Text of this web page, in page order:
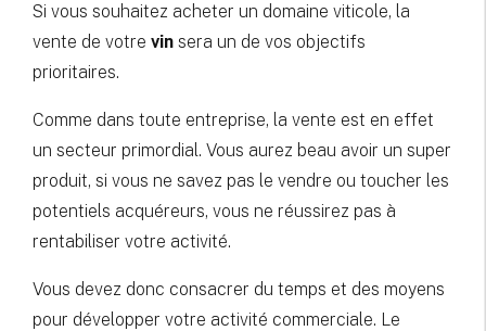
Si vous souhaitez acheter un domaine viticole, la
vente de votre vin sera un de vos objectifs
prioritaires.
Comme dans toute entreprise, la vente est en effet
un secteur primordial. Vous aurez beau avoir un super
produit, si vous ne savez pas le vendre ou toucher les
potentiels acquéreurs, vous ne réussirez pas à
rentabiliser votre activité.
Vous devez donc consacrer du temps et des moyens
pour développer votre activité commerciale. Le